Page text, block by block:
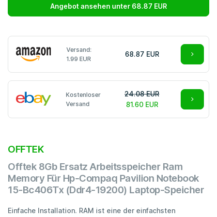
Angebot ansehen unter 68.87 EUR
Versand:
1.99 EUR
68.87 EUR
Kostenloser
Versand
24.08 EUR
81.60 EUR
OFFTEK
Offtek 8Gb Ersatz Arbeitsspeicher Ram
Memory Für Hp-Compaq Pavilion Notebook
15-Bc406Tx (Ddr4-19200) Laptop-Speicher
Einfache Installation. RAM ist eine der einfachsten